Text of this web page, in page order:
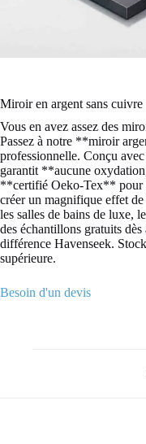
Miroir en argent sans
Vous en avez assez des
Passez à notre **miroir
professionnelle. Conçu
garantit **aucune
**certifié Oeko-Tex** pour
créer un magnifique effet
les salles de bains de luxe,
des échantillons gratuits
différence Havenseek.
supérieure.
Besoin d'un devis